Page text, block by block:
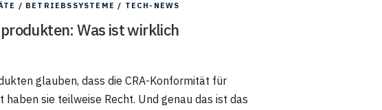
/ BETRIEBSSYSTEME / TECH-NEWS
Was ist wirklich
glauben, dass die CRA-Konformität für
sie teilweise Recht. Und genau das ist das